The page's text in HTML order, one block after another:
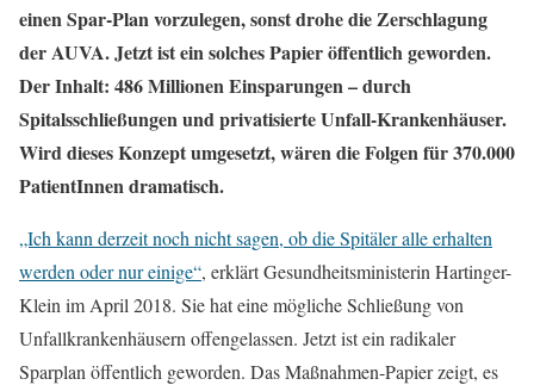
einen Spar-Plan vorzulegen, sonst drohe die Zerschlagung
der AUVA. Jetzt ist ein solches Papier öffentlich geworden.
Der Inhalt: 486 Millionen Einsparungen – durch
Spitalsschließungen und privatisierte Unfall-Krankenhäuser.
Wird dieses Konzept umgesetzt, wären die Folgen für 370.000
PatientInnen dramatisch.
„Ich kann derzeit noch nicht sagen, ob die Spitäler alle erhalten
werden oder nur einige“, erklärt Gesundheitsministerin Hartinger-
Klein im April 2018. Sie hat eine mögliche Schließung von
Unfallkrankenhäusern offengelassen. Jetzt ist ein radikaler
Sparplan öffentlich geworden. Das Maßnahmen-Papier zeigt, es